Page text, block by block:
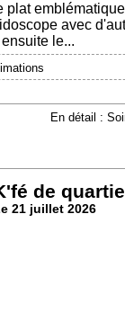
plat
avec
le...
En détail :
de
21 juillet 2026